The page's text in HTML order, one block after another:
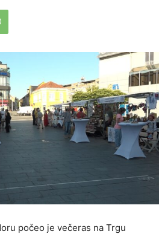
počeo je večeras na Trgu